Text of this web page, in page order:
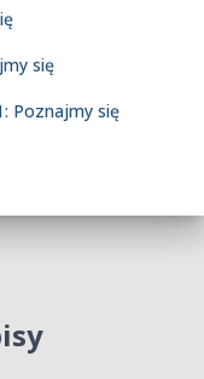
się
Poznajmy się